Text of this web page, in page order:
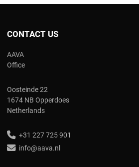
CONTACT US
AAVA
Office
Oosteinde 22
1674 NB Opperdoes
Netherlands
+31 227 725 901
info@aava.nl